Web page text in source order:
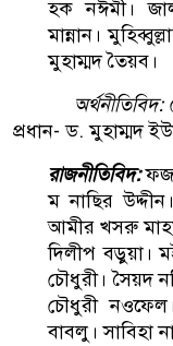
হক নঈমী।
মান্নান।
মুহাম্মদ তৈয়ব।
অর্থনীতিবিদ:
প্রধান- ড. মুহাম্মদ
রাজনীতিবিদ:
ম নাছির
আমীর খসরু
দিলীপ বড়ুয়া।
চৌধুরী। সৈয়দ
চৌধুরী
বাবলু। সাবিহা